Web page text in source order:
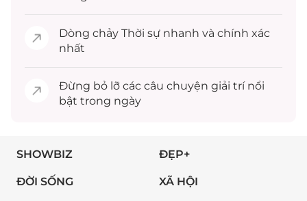
Dòng chảy Thời sự nhanh và chính xác
nhất
Đừng bỏ lỡ các câu chuyện giải trínổi
bật trong ngày
SHOWBIZ ĐẸP+
ĐỜI SỐNG XÃ HỘI